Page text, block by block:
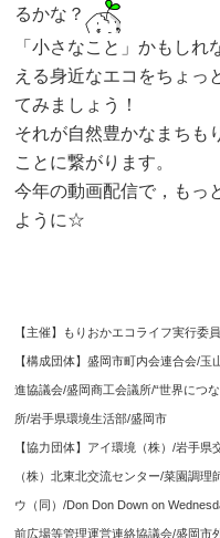
るかな？
「小さなこと」かもし
える身近なエコをちょっ
てみましょう！
それが自然豊かなまちも
ことに繋がります。
今年の動画配信で，もっ
ように☆
【主催】もりおかエコライフ実行委
【構成団体】盛岡市町内会連合会/
進協議会/盛岡商工会議所/“世界につ
所/岩手県環境生活部/盛岡市
【協力団体】アイ環境（株）/岩手
（株）北東北交流センター/菜園調
ウ（同）/Don Don Down on
前広場等管理運営連絡協議会/盛岡市